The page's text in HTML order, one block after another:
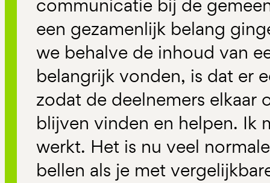
communicatie bij de
een gezamenlijk belang
we behalve de inhoud van
belangrijk vonden, is dat er
zodat de deelnemers elkaar
blijven vinden en helpen. Ik
werkt. Het is nu veel
bellen als je met